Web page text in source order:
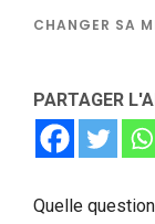
CHANGER SA
PARTAGER
Quelle